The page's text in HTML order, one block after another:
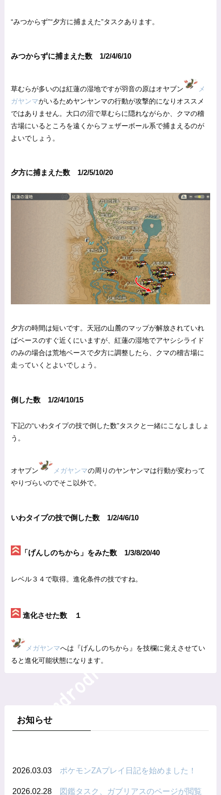
“みつからず”“夕方に捕まえた”タスクあります。
みつからずに捕まえた数 1/2/4/6/10
草むらが多いのは紅蓮の湿地ですが羽音の原はオヤブン
メ
ガヤンマがいるためヤンヤンマの行動が攻撃的になりオススメ
ではありません。大口の沼で草むらに隠れながらか、クマの稽
古場にいるところを遠くからフェザーボール系で捕まえるのが
よいでしょう。
夕方に捕まえた数 1/2/5/10/20
夕方の時間は短いです。天冠の山麓のマップが解放されていれ
ばベースのすぐ近くにいますが、紅蓮の湿地でアヤシシライド
のみの場合は荒地ベースで夕方に調整したら、クマの稽古場に
走っていくとよいでしょう。
倒した数 1/2/4/10/15
下記の“いわタイプの技で倒した数”タスクと一緒にこなしましょ
う。
オヤブン メガヤンマの周りのヤンヤンマは行動が変わって
やりづらいのでそこ以外で。
いわタイプの技で倒した数 1/2/4/6/10
「げんしのちから」をみた数 1/3/8/20/40
レベル３４で取得。進化条件の技ですね。
進化させた数 １
メガヤンマへは『げんしのちから』を技欄に覚えさせてい
ると進化可能状態になります。
お知らせ
2026.03.03 ポケモンZAプレイ日記を始めました！
2026.02.28 図鑑タスク、ガブリアスのページが閲覧